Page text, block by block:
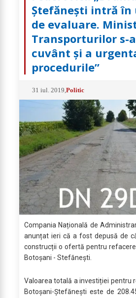
Ștefănești intră în
de evaluare.
Transporturilor s-
cuvânt și a
procedurile”
31 iul. 2019 ,Politic
Compania Națională de
anunțat ieri că a fost depusă de
construcții o ofertă pentru
Botoșani - Stefănești.
Valoarea totală a investiției pentru
Botoșani-Ștefănești este de